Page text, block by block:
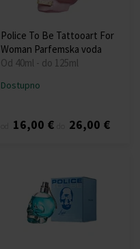
Police To Be Tattooart For
Woman Parfemska voda
Od 40ml - do 125ml
Dostupno
16,00 € 26,00 €